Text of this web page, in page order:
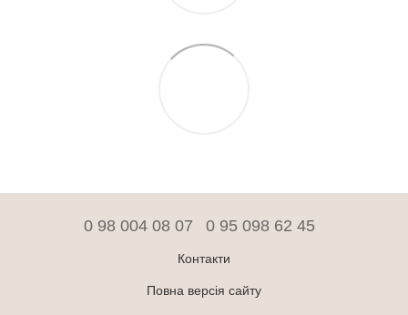
0 98 004 08 07 0 95 098 62 45
Контакти
Повна версія сайту